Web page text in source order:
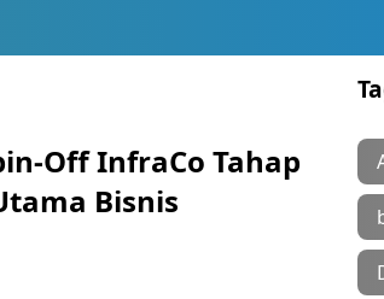
Off InfraCo Tahap
Bisnis